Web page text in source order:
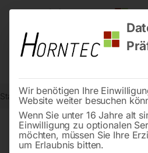
Start Drucklufttechnologie
Wir benötigen Ihre
Website weiter besuchen
Wenn Sie unter 16 Jahre alt
Einwilligung zu optionalen
möchten, müssen Sie Ihre
um Erlaubnis bitten.